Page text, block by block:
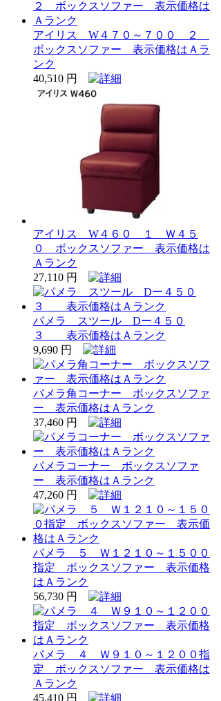
アイリス W４７０～７００ ２
ボックスソファー 表示価格はＡラ
ンク
40,510 円
アイリス W４６０ １ Ｗ４５
０ ボックスソファー 表示価格は
Ａランク
27,110 円
パメラ スツール Dー４５０
３ 表示価格はＡランク
9,690 円
パメラ角コーナー ボックスソファ
ー 表示価格はＡランク
37,460 円
パメラコーナー ボックスソファ
ー 表示価格はＡランク
47,260 円
パメラ ５ Ｗ１２１０～１５００
指定 ボックスソファー 表示価格
はＡランク
56,730 円
パメラ ４ Ｗ９１０～１２００指
定 ボックスソファー 表示価格は
Ａランク
45,410 円